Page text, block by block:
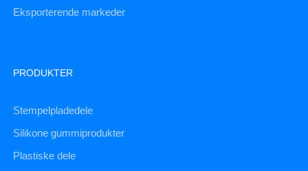
Eksporterende markeder
PRODUKTER
Stempelpladedele
Silikone gummiprodukter
Plastiske dele